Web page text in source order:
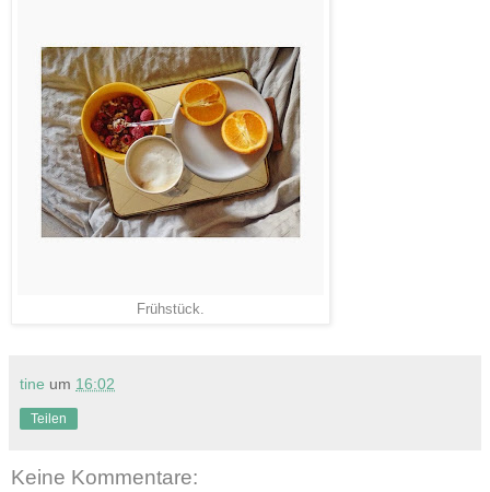
Frühstück.
tine um 16:02
Teilen
Keine Kommentare: